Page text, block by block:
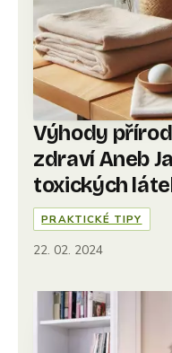
Výhody
zdraví Aneb
toxických
PRAKTICKÉ TIPY
22. 02. 2024